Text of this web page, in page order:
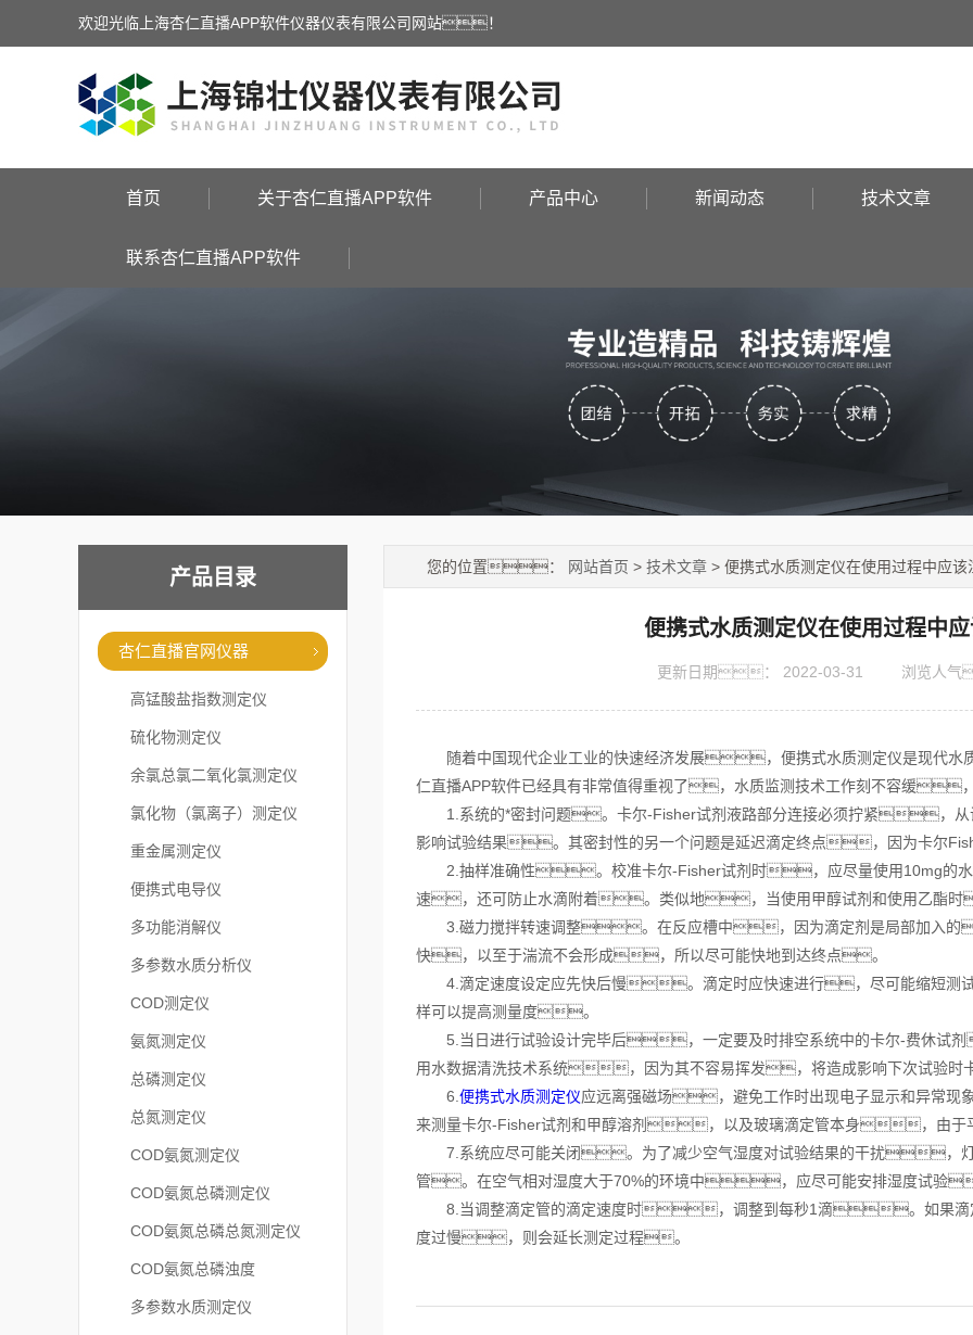
欢迎光临上海杏仁直播APP软件仪器仪表有限公司网站！
首页 关于杏仁直播APP软件 产品中心 新闻动态 技术文章
联系杏仁直播APP软件
产品目录
杏仁直播官网仪器
高锰酸盐指数测定仪
硫化物测定仪
余氯总氯二氧化氯测定仪
氯化物（氯离子）测定仪
重金属测定仪
便携式电导仪
多功能消解仪
多参数水质分析仪
COD测定仪
氨氮测定仪
总磷测定仪
总氮测定仪
COD氨氮测定仪
COD氨氮总磷测定仪
COD氨氮总磷总氮测定仪
COD氨氮总磷浊度
多参数水质测定仪
您的位置： 网站首页 > 技术文章 > 便携式水质测定仪在使用过程中应该
便携式水质测定仪在使用过程中
更新日期： 2022-03-31 浏览人
随着中国现代企业工业的快速经济发展，便携式水质测定仪是现代水
仁直播APP软件已经具有非常值得重视了，水质监测技术工作刻不容缓
1.系统的*密封问题。卡尔-Fisher试剂液路部分连接必须拧紧，从
影响试验结果。其密封性的另一个问题是延迟滴定终点，因为卡尔
2.抽样准确性。校准卡尔-Fisher试剂时，应尽量使用10mg的
速，还可防止水滴附着。类似地，当使用甲醇试剂和使用乙酯
3.磁力搅拌转速调整。在反应槽中，因为滴定剂是局部加入
快，以至于湍流不会形成，所以尽可能快地到达终点。
4.滴定速度设定应先快后慢。滴定时应快速进行，尽可能缩短
样可以提高测量度。
5.当日进行试验设计完毕后，一定要及时排空系统中的卡尔-费休试
用水数据清洗技术系统，因为其不容易挥发，将造成影响下次试验
6. 便携式水质测定仪应远离强磁场，避免工作时出现电子显示和异常
来测量卡尔-Fisher试剂和甲醇溶剂，以及玻璃滴定管本身，
7.系统应尽可能关闭。为了减少空气湿度对试验结果的干扰，灯
管。在空气相对湿度大于70%的环境中，应尽可能安排湿度试验
8.当调整滴定管的滴定速度时，调整到每秒1滴。如果滴
度过慢，则会延长测定过程。